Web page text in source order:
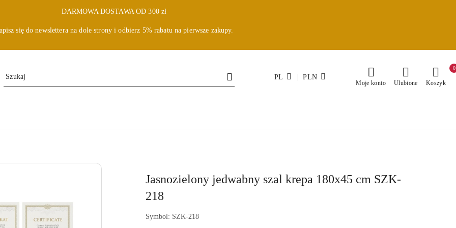
DARMOWA DOSTAWA OD 300 zł
się do newslettera na dole strony i odbierz 5% rabatu na pierwsze zakupy.
PL | PLN
Moje konto Ulubione Koszyk
0
Jasnozielony jedwabny szal krepa 180x45 cm SZK-
218
Symbol: SZK-218